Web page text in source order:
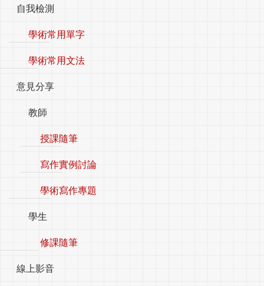
自我檢測
學術常用單字
學術常用文法
意見分享
教師
授課隨筆
寫作實例討論
學術寫作專題
學生
修課隨筆
線上影音